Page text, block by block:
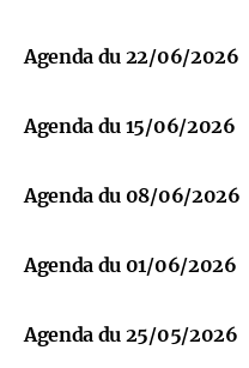
Agenda du 22/06/2026
Agenda du 15/06/2026
Agenda du 08/06/2026
Agenda du 01/06/2026
Agenda du 25/05/2026